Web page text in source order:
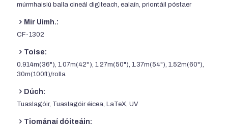
múrmhaisiú balla cineál digiteach, ealaín, priontáil póstaer
Mír Uimh.:
CF-1302
Toise:
0.914m(36"), 1.07m(42''), 1.27m(50"), 1.37m(54"), 1.52m(60"),
30m(100ft)/rolla
Dúch:
Tuaslagóir, Tuaslagóir éicea, LaTeX, UV
Tiománaí dóiteáin: